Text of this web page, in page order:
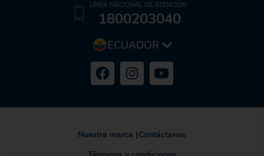
ECUADOR
LÍNEA NACIONAL DE ATENCIÓN
1800203040
Nuestra marca |Contáctanos